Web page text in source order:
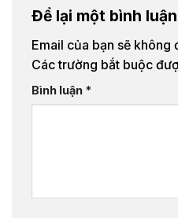
Để lại một bình luận
Email của bạn sẽ không
Các trường bắt buộc
Bình luận *